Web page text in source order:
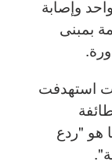
وإصابة
بمبنى
استهدفت
هو "ردع